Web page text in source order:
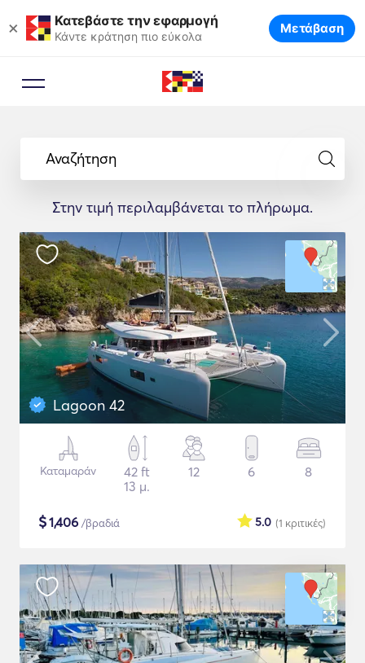
× Κατεβάστε την εφαρμογή
Κάντε κράτηση πιο εύκολα Μετάβαση
Αναζήτηση
Στην τιμή περιλαμβάνεται το πλήρωμα.
Lagoon 42
Καταμαράν
42 ft
13 μ.
12 6 8
$1,406 /βραδιά (1 κριτικές)
5.0